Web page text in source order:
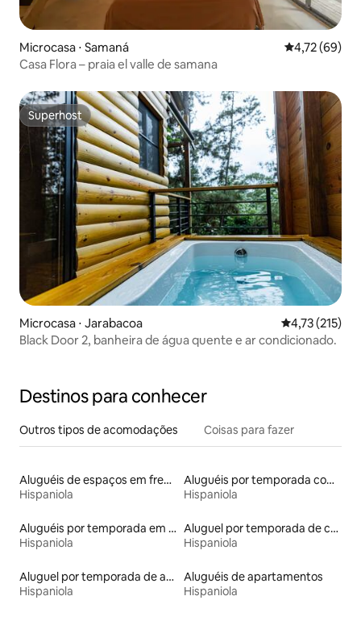
Microcasa ⋅ Samaná 4,72 de uma
4,72 (69)
Casa Flora – praia el valle de samana
Superhost
Superhost
Microcasa ⋅ Jarabacoa 4,73 de uma
4,73 (215)
Black Door 2, banheira de água quente e ar condicionado.
Destinos para conhecer
Outros tipos de acomodações Coisas para fazer
Aluguéis de espaços em frente à praia
Hispaniola
Aluguéis por temporada com acesso ao lago
Hispaniola
Aluguéis por temporada em acampamentos
Hispaniola
Aluguel por temporada de casas na árvore
Hispaniola
Aluguel por temporada de apart-hotéis
Hispaniola
Aluguéis de apartamentos
Hispaniola